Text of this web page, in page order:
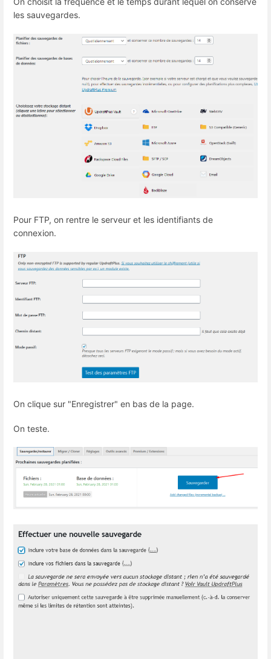
les sauvegardes.
Pour FTP, on rentre le serveur et les identifiants de
connexion.
On clique sur "Enregistrer" en bas de la page.
On teste.